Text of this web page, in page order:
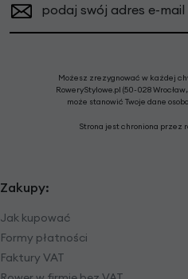
podaj swój adres e-mail
Możesz zrezygnować w każdej
RoweryStylowe.pl (50-028
może stanowić Twoje dane
Strona jest chroniona przez
Zakupy:
Jak kupować
Formy płatności
Faktury VAT